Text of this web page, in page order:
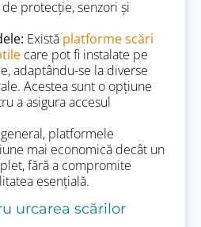
protecție, senzori și
Există platforme scări
care pot fi instalate pe
adaptându-se la diverse
Acestea sunt o opțiune
a asigura accesul
platformele
mai economică decât un
fără a compromite
esențială.
urcarea scărilor